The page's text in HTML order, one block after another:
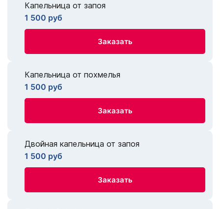
Капельница от запоя
1 500 руб
Заказать
Капельница от похмелья
1 500 руб
Заказать
Двойная капельница от запоя
1 500 руб
Заказать